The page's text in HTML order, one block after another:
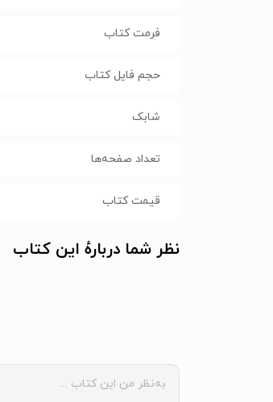
فرمت کتاب
حجم فایل کتاب
شابک
تعداد صفحه‌ها
قیمت کتاب
نظر شما دربارهٔ این کتاب